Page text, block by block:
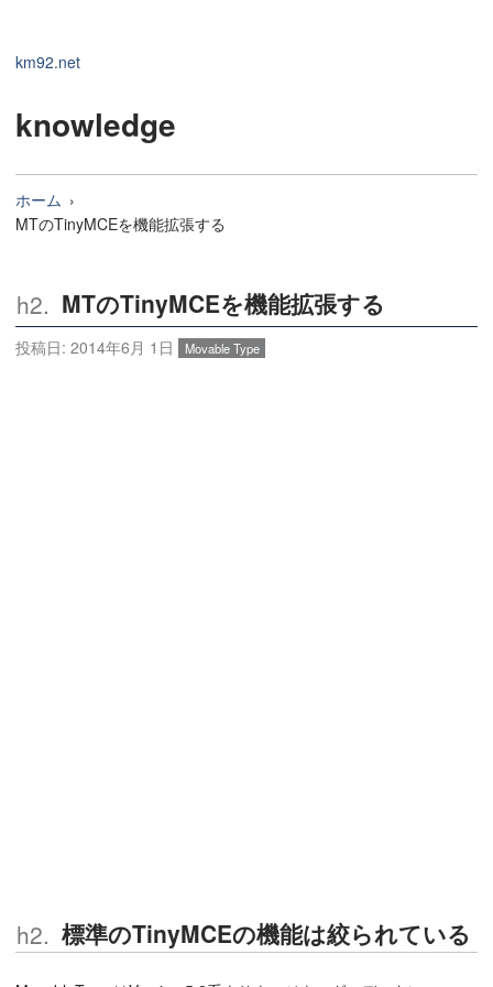
km92.net
knowledge
ホーム
MTのTinyMCEを機能拡張する
MTのTinyMCEを機能拡張する
投稿日: 2014年6月 1日 Movable Type
標準のTinyMCEの機能は絞られている